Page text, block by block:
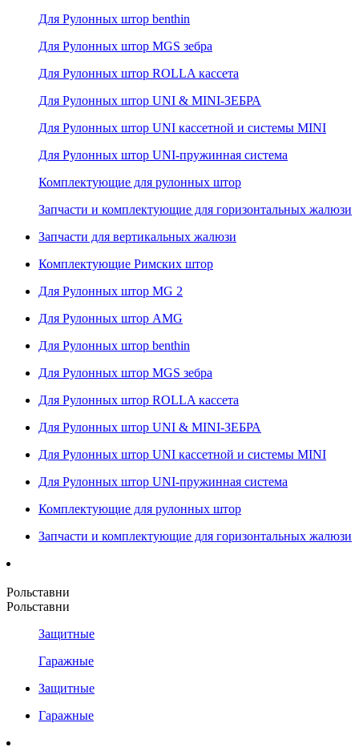
Для Рулонных штор benthin
Для Рулонных штор MGS зебра
Для Рулонных штор ROLLA кассета
Для Рулонных штор UNI & MINI-ЗЕБРА
Для Рулонных штор UNI кассетной и системы MINI
Для Рулонных штор UNI-пружинная система
Комплектующие для рулонных штор
Запчасти и комплектующие для горизонтальных жалюзи
Запчасти для вертикальных жалюзи
Комплектующие Римских штор
Для Рулонных штор MG 2
Для Рулонных штор AMG
Для Рулонных штор benthin
Для Рулонных штор MGS зебра
Для Рулонных штор ROLLA кассета
Для Рулонных штор UNI & MINI-ЗЕБРА
Для Рулонных штор UNI кассетной и системы MINI
Для Рулонных штор UNI-пружинная система
Комплектующие для рулонных штор
Запчасти и комплектующие для горизонтальных жалюзи
Рольставни
Рольставни
Защитные
Гаражные
Защитные
Гаражные